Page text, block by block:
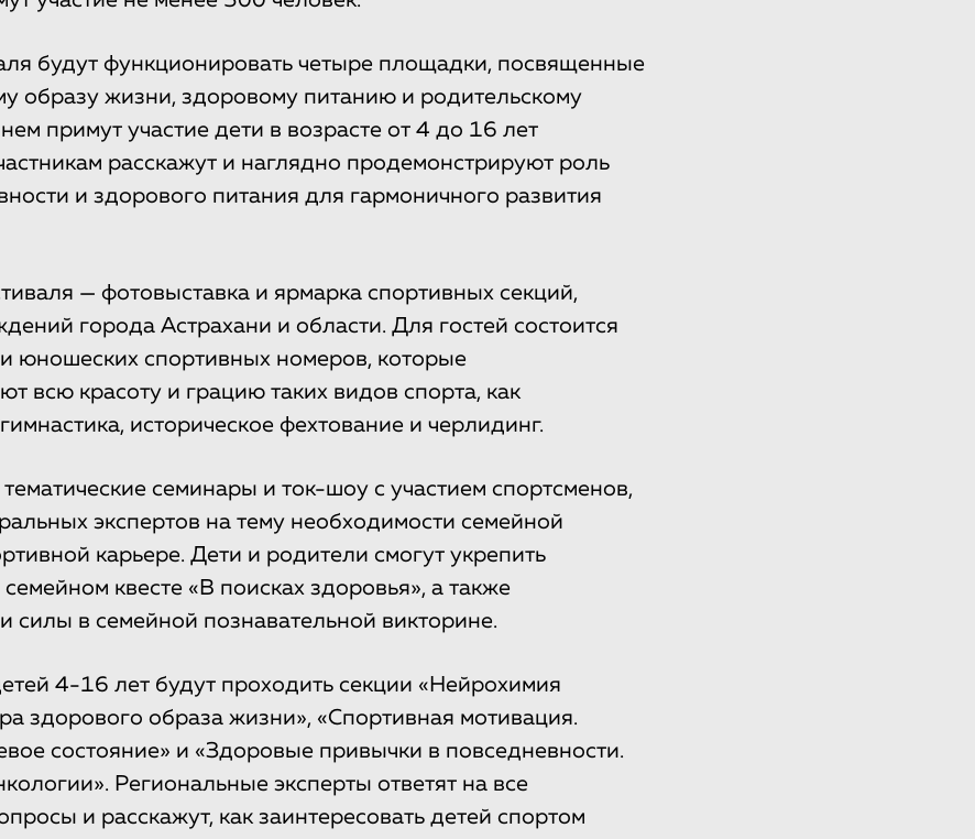
будут функционировать четыре площадки, посвященные
образу жизни, здоровому питанию и родительскому
примут участие дети в возрасте от 4 до 16 лет
расскажут и наглядно продемонстрируют роль
и здорового питания для гармоничного развития
— фотовыставка и ярмарка спортивных секций,
города Астрахани и области. Для гостей состоится
и юношеских спортивных номеров, которые
всю красоту и грацию таких видов спорта, как
историческое фехтование и черлидинг.
семинары и ток-шоу с участием спортсменов,
экспертов на тему необходимости семейной
карьере. Дети и родители смогут укрепить
квесте «В поисках здоровья», а также
силы в семейной познавательной викторине.
4-16 лет будут проходить секции «Нейрохимия
здорового образа жизни», «Спортивная мотивация.
состояние» и «Здоровые привычки в повседневности.
Региональные эксперты ответят на все
и расскажут, как заинтересовать детей спортом